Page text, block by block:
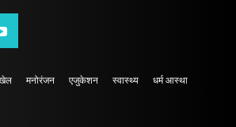
मनोरंजन एजुकेशन स्वास्थ्य धर्म आस्था